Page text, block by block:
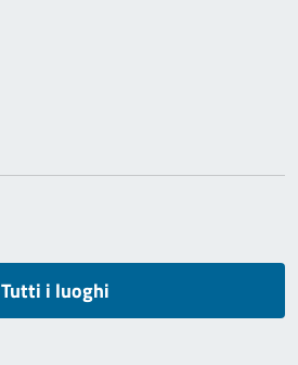
Tutti i luoghi